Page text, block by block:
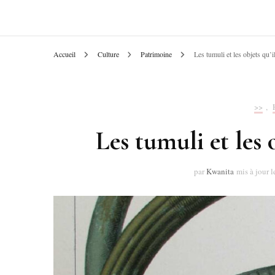
Accueil Culture Patrimoine Les tumuli et les objets
>> ,
Les tumuli et les
parKwanita mis à jour